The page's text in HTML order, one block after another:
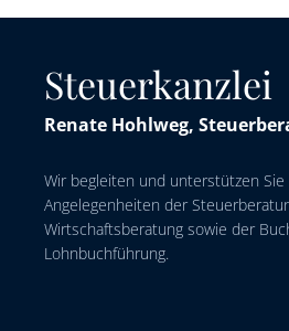
Steuerkanzlei
Renate Hohlweg,
Wir begleiten und unterstützen Sie
Angelegenheiten der
Wirtschaftsberatung sowie der
Lohnbuchführung.